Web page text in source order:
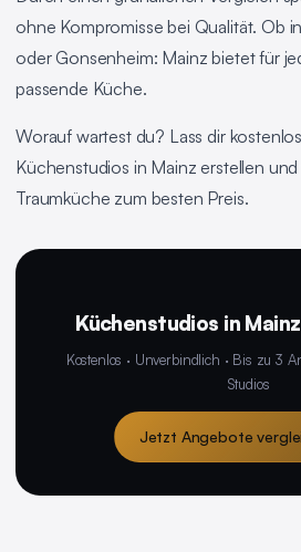
ohne Kompromisse bei Qualität. Ob
oder Gonsenheim: Mainz bietet für
passende Küche.
Worauf wartest du? Lass dir
Küchenstudios in Mainz erstellen
Traumküche zum besten Preis.
Küchenstudios in
Kostenlos · Unverbindlich · Bis zu 3
Studios
Jetzt Angebote